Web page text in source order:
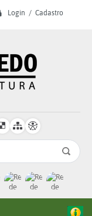
Login / Cadastro